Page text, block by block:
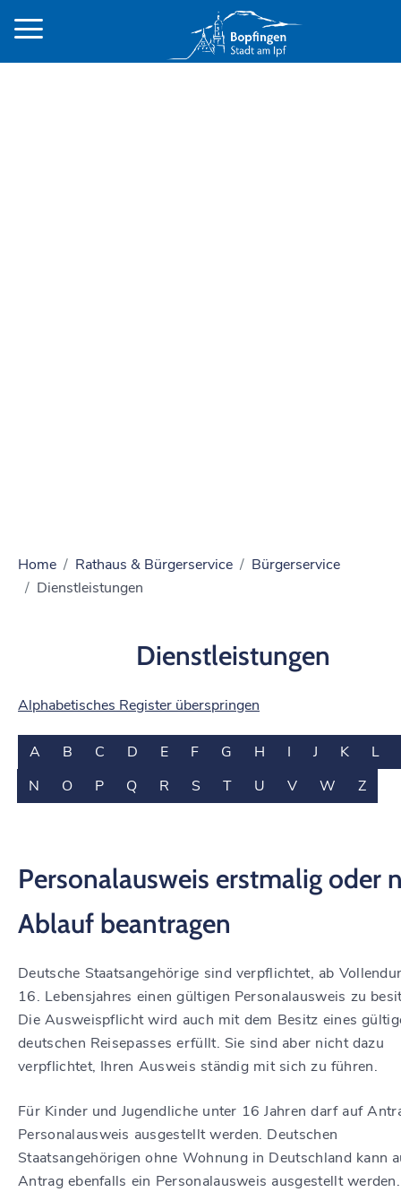
Home Rathaus & Bürgerservice
Bürgerservice
Dienstleistungen
Dienstleistungen
Alphabetisches Register überspringen
A B C D E F G H I J K
L
N
O P Q R S T U V W Z
Personalausweis erstmalig oder
Ablauf beantragen
Deutsche Staatsangehörige sind verpflichtet, ab
16. Lebensjahres einen gültigen Personalausweis zu
Die Ausweispflicht wird auch mit dem Besitz eines
deutschen Reisepasses erfüllt. Sie sind aber nicht dazu
verpflichtet, Ihren Ausweis ständig mit sich zu führen.
Für Kinder und Jugendliche unter 16 Jahren darf auf
Personalausweis ausgestellt werden. Deutschen
Staatsangehörigen ohne Wohnung in Deutschland kann
Antrag ebenfalls ein Personalausweis ausgestellt werden.